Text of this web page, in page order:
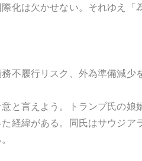
化は欠かせない。それゆえ「
不履行リスク、外為準備減少
と言えよう。トランプ氏の娘
経緯がある。同氏はサウジア